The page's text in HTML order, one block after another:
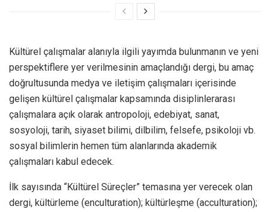
Kültürel çalışmalar alanıyla ilgili yayımda bulunmanın ve yeni
perspektiflere yer verilmesinin amaçlandığı dergi, bu amaç
doğrultusunda medya ve iletişim çalışmaları içerisinde
gelişen kültürel çalışmalar kapsamında disiplinlerarası
çalışmalara açık olarak antropoloji, edebiyat, sanat,
sosyoloji, tarih, siyaset bilimi, dilbilim, felsefe, psikoloji vb.
sosyal bilimlerin hemen tüm alanlarında akademik
çalışmaları kabul edecek.
İlk sayısında “Kültürel Süreçler” temasına yer verecek olan
dergi, kültürleme (enculturation); kültürleşme (acculturation);